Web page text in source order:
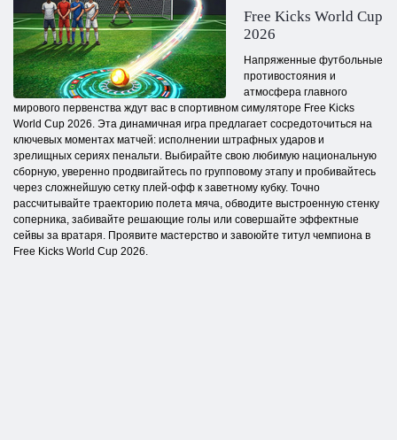
Free Kicks World Cup
2026
Напряженные футбольные
противостояния и
атмосфера главного
мирового первенства ждут вас в спортивном симуляторе Free Kicks
World Cup 2026. Эта динамичная игра предлагает сосредоточиться на
ключевых моментах матчей: исполнении штрафных ударов и
зрелищных сериях пенальти. Выбирайте свою любимую национальную
сборную, уверенно продвигайтесь по групповому этапу и пробивайтесь
через сложнейшую сетку плей-офф к заветному кубку. Точно
рассчитывайте траекторию полета мяча, обводите выстроенную стенку
соперника, забивайте решающие голы или совершайте эффектные
сейвы за вратаря. Проявите мастерство и завоюйте титул чемпиона в
Free Kicks World Cup 2026.